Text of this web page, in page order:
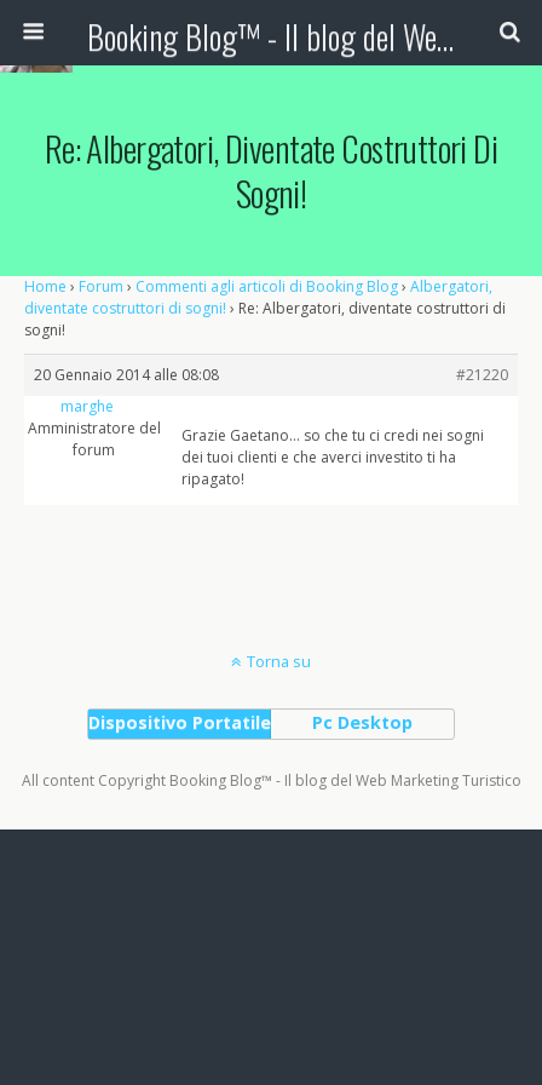
Booking Blog™ - Il blog del Web Marketing Turistico
Re: Albergatori, Diventate Costruttori Di
Sogni!
Home › Forum › Commenti agli articoli di Booking Blog› Albergatori,
diventate costruttori di sogni! › Re: Albergatori, diventate costruttori di
sogni!
20 Gennaio 2014 alle 08:08
#21220
marghe
Amministratore del
forum
Grazie Gaetano… so che tu ci credi nei sogni
dei tuoi clienti e che averci investito ti ha
ripagato!
Torna su
Dispositivo Portatile Pc Desktop
All content Copyright Booking Blog™ - Il blog del Web Marketing Turistico